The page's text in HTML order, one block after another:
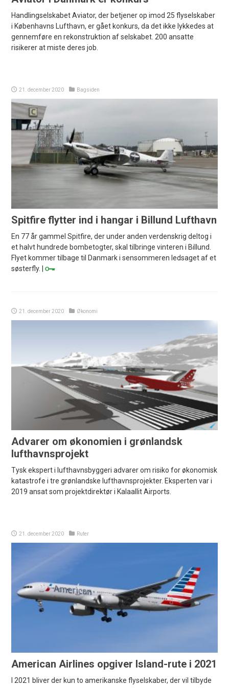
Handlingselskabet Aviator, der betjener op imod 25 flyselskaber
i Københavns Lufthavn, er gået konkurs, da det ikke lykkedes at
gennemføre en rekonstruktion af selskabet. 200 ansatte
risikerer at miste deres job.
21. december 2020 Bagsiden
Spitfire flytter ind i hangar i Billund Lufthavn
En 77 år gammel Spitfire, der under anden verdenskrig deltog i
et halvt hundrede bombetogter, skal tilbringe vinteren i Billund.
Flyet kommer tilbage til Danmark i sensommeren ledsaget af et
søsterfly. |
21. december 2020 Økonomi
Advarer om økonomien i grønlandsk
lufthavnsprojekt
Tysk ekspert i lufthavnsbyggeri advarer om risiko for økonomisk
katastrofe i tre grønlandske lufthavnsprojekter. Eksperten var i
2019 ansat som projektdirektør i Kalaallit Airports.
21. december 2020 Ruter
American Airlines opgiver Island-rute i 2021
I 2021 bliver der kun to amerikanske flyselskaber, der vil tilbyde